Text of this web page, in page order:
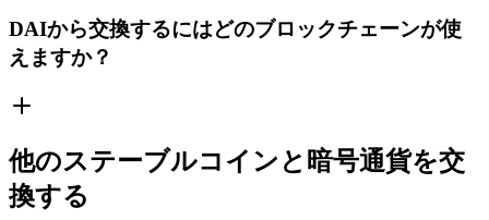
DAIから交換するにはどのブロックチェーンが使
えますか？
他のステーブルコインと暗号通貨を交
換する